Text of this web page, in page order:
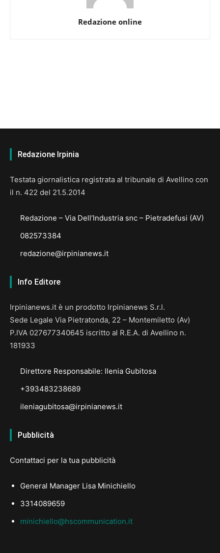
Redazione online
Redazione Irpinia
Testata giornalistica registrata al tribunale di Avellino con
il n. 422 del 21.5.2014
Redazione – Via Dell’Industria snc – Pietradefusi (AV)
082573384
redazione@irpinianews.it
Info Editore
Irpinianews.it è un prodotto Irpinianews S.r.l.
Sede Legale Via Pietratonda, 22 – Montemiletto (Av)
P.IVA 027677340645 iscritto al R.E.A. di Avellino n.
181933
Direttore Responsabile: Ilenia Gubitosa
+393483238689
ileniagubitosa@irpinianews.it
Pubblicità
Contattaci per la tua pubblicità
General Manager Lisa Minichiello
3314089659
minichiello@hscommunication.it